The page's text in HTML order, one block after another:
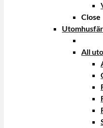
Close
All